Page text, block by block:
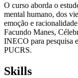
O curso aborda o
mental humano, dos
emoção e
Facundo Manes,
INECO para pesquisa
PUCRS.
Skills